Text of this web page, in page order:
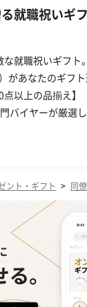
就職祝いギ
就職祝いギフト
があなたのギフ
以上の品揃え】
バイヤーが厳選
ント・ギフト > 同